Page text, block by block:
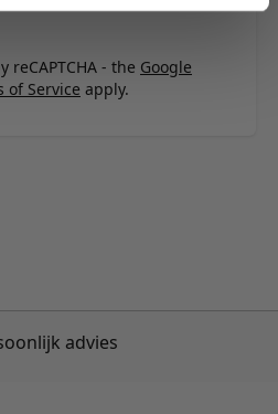
- the Google
of Service apply.
advies